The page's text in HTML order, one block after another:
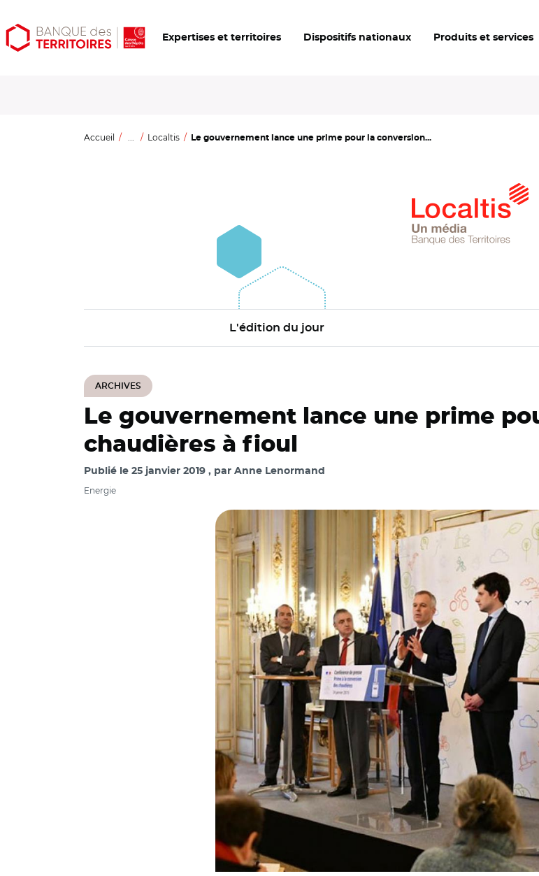
Aller
au
Aller
au
Ouvrir
les
Expertises et territoires Dispositifs nationaux Produits et services
Accueil ... Localtis Le gouvernement lance une prime pour la conversion...
L'édition du jour
ARCHIVES
Le gouvernement lance une prime
chaudières à fioul
Publié le 25 janvier 2019 par Anne Lenormand
Energie